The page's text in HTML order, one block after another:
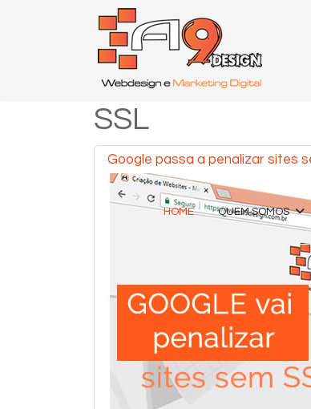
HOME QUEM SOMOS
SSL
Google passa a penalizar sites